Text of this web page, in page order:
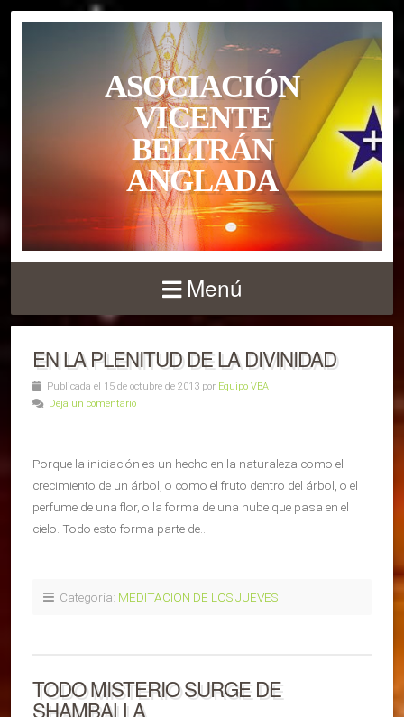
ASOCIACIÓN
VICENTE
BELTRÁN
ANGLADA
Menú
EN LA PLENITUD DE LA DIVINIDAD
Publicada el 15 de octubre de 2013 por Equipo VBA
Deja un comentario
Porque la iniciación es un hecho en la naturaleza como el
crecimiento de un árbol, o como el fruto dentro del árbol, o el
perfume de una flor, o la forma de una nube que pasa en el
cielo. Todo esto forma parte de…
Categoría: MEDITACION DE LOS JUEVES
TODO MISTERIO SURGE DE
SHAMBALLA